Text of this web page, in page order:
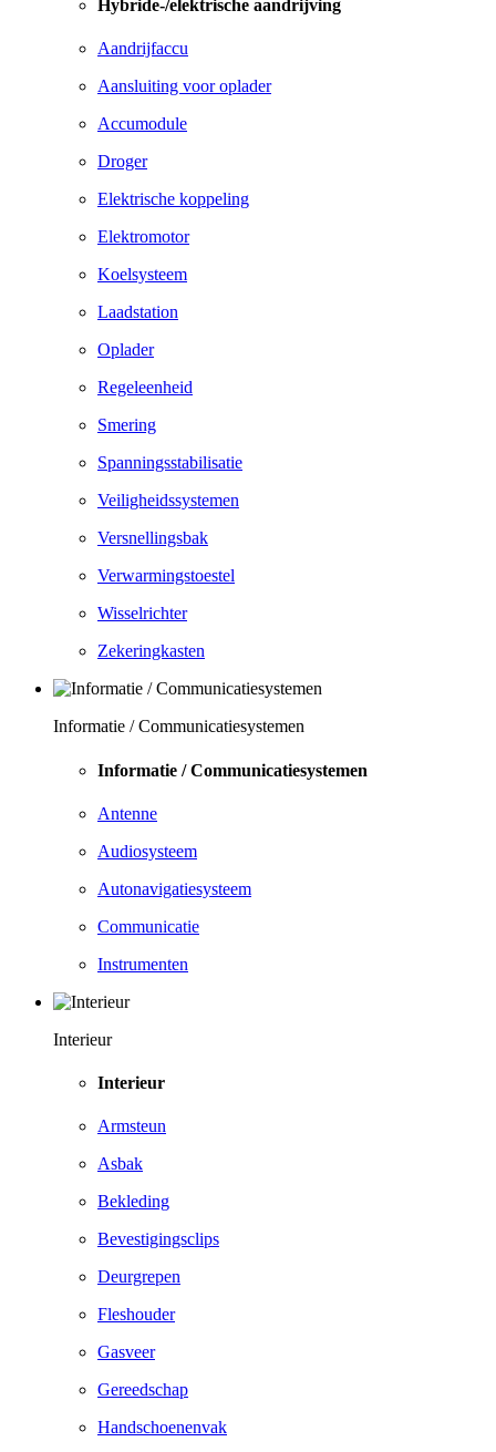
Hybride-/elektrische aandrijving
Aandrijfaccu
Aansluiting voor oplader
Accumodule
Droger
Elektrische koppeling
Elektromotor
Koelsysteem
Laadstation
Oplader
Regeleenheid
Smering
Spanningsstabilisatie
Veiligheidssystemen
Versnellingsbak
Verwarmingstoestel
Wisselrichter
Zekeringkasten
Informatie / Communicatiesystemen
Informatie / Communicatiesystemen
Antenne
Audiosysteem
Autonavigatiesysteem
Communicatie
Instrumenten
Interieur
Interieur
Armsteun
Asbak
Bekleding
Bevestigingsclips
Deurgrepen
Fleshouder
Gasveer
Gereedschap
Handschoenenvak